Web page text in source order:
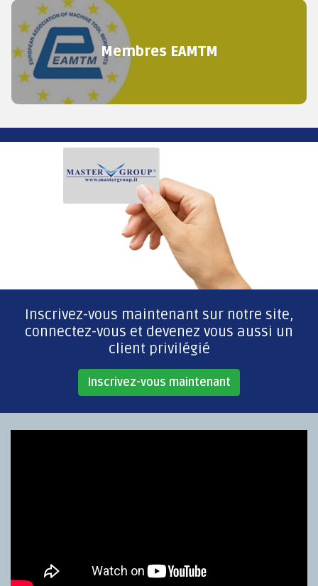
Membres EAMTM
Inscrivez-vous maintenant sur notre site,
connectez-vous et devenez vous aussi un
client privilégié
Inscrivez-vous maintenant